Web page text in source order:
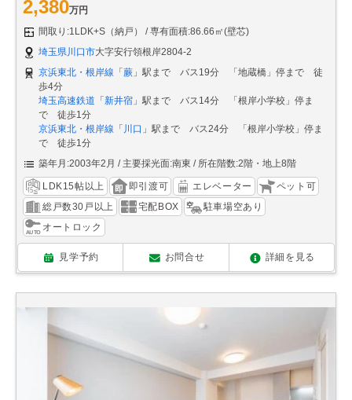
2,380万円
間取り:1LDK+S（納戸）
専有面積:86.66㎡(壁芯)
埼玉県川口市大字安行領根岸2804-2
京浜東北・根岸線 「 蕨 」駅まで バス19分 「地蔵橋」停まで 徒
歩4分
埼玉高速鉄道 「 新井宿 」駅まで バス14分 「根岸小学校」停ま
で 徒歩1分
京浜東北・根岸線 「 川口 」駅まで バス24分 「根岸小学校」停ま
で 徒歩1分
築年月:2003年2月
主要採光面:南東 所在階数:2階・地上8階
LDK15帖以上 即引渡可 エレベーター
ペット可
総戸数30戸以上
宅配BOX
駐車場空あり
オートロック
見学予約 お問合せ 詳細を見る